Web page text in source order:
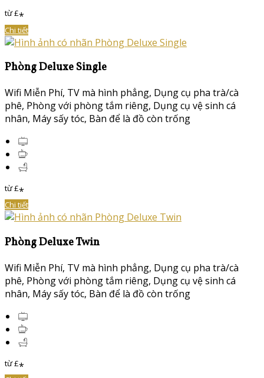
từ£*
Chi tiết
Phòng Deluxe Single
Wifi Miễn Phí, TV mà hình phẳng, Dụng cụ pha trà/cà
phê, Phòng với phòng tắm riêng, Dụng cụ vệ sinh cá
nhân, Máy sấy tóc, Bàn để là đồ còn trống
từ£*
Chi tiết
Phòng Deluxe Twin
Wifi Miễn Phí, TV mà hình phẳng, Dụng cụ pha trà/cà
phê, Phòng với phòng tắm riêng, Dụng cụ vệ sinh cá
nhân, Máy sấy tóc, Bàn để là đồ còn trống
từ£*